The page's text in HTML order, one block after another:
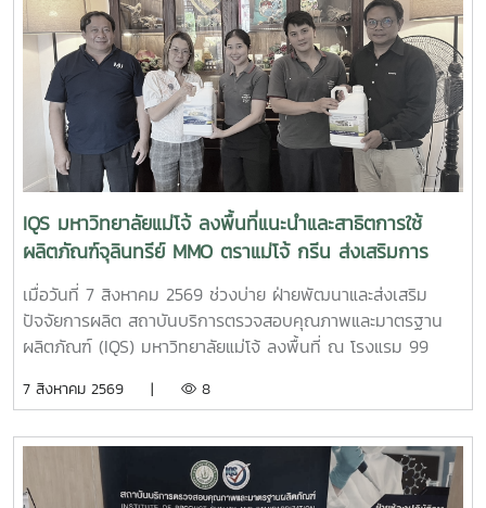
10307319 ปฏิบัติการการวิเคราะห์ลักษณะเฉพาะของวัสดุ โดยมี
ผู้ช่วยศาสตราจารย์ ดร.สุภาพ ดาวทอง เป็นอาจารย์ผู้ประสาน
งานรายวิชา พร้อมนำนักศึกษาจำนวน 18 คน เข้าร่วมกิจกรรมผู้
เข้าร่วมได้เรียนรู้หลักการทำงานของเครื่อง SEM พร้อมรับฟังคำ
แนะนำและการสาธิต ตั้งแต่ การเตรียมตัวอย่าง ขั้นตอนการ
ทำงาน การใช้เครื่องมือ ตลอดจนการวิเคราะห์ภาพและผลจาก
เครื่อง SEM เพื่อเสริมสร้างความรู้และประสบการณ์ด้านการ
วิเคราะห์ลักษณะเฉพาะของวัสดุ และให้นักศึกษาสามารถนำความรู้
จากการปฏิบัติจริงไปประยุกต์ใช้ในการเรียนและการวิจัยด้าน
นวัตกรรมวัสดุต่อไป
IQS มหาวิทยาลัยแม่โจ้ ลงพื้นที่แนะนำและสาธิตการใช้
ผลิตภัณฑ์จุลินทรีย์ MMO ตราแม่โจ้ กรีน ส่งเสริมการ
จัดการสิ่งแวดล้อมสำหรับธุรกิจโรงแรม
เมื่อวันที่ 7 สิงหาคม 2569 ช่วงบ่าย ฝ่ายพัฒนาและส่งเสริม
ปัจจัยการผลิต สถาบันบริการตรวจสอบคุณภาพและมาตรฐาน
ผลิตภัณฑ์ (IQS) มหาวิทยาลัยแม่โจ้ ลงพื้นที่ ณ โรงแรม 99
ผลิตภัณฑ์ และสาธิตแนวทางการใช้ ผลิตภัณฑ์จุลินทรีย์ MMO
และดูแลพื้นที่ต่าง ๆ ภายในสถานประกอบการ เพื่อเพิ่ม
ประสิทธิภาพในการจัดการด้านสุขอนามัย ลดกลิ่นไม่พึงประสงค์
7 สิงหาคม 2569 | 8